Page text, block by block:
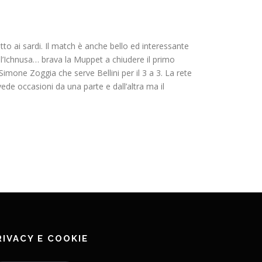
ai sardi. Il match è anche bello ed interessante
brava la Muppet a chiudere il primo
Zoggia che serve Bellini per il 3 a 3. La rete
occasioni da una parte e dall’altra ma il
E COOKIE